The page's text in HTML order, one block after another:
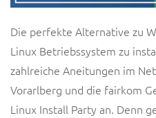
Die perfekte Alternative zu
Linux Betriebssystem zu
zahlreiche Aneitungen im
Vorarlberg und die fairkom
Linux Install Party an. Denn